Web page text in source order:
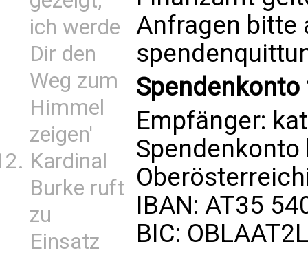
ich werde
Dir den
Weg zum
Himmel
zeigen'
Kardinal
Burke ruft
zu
Einsatz
Anfragen bitte
Empfänger:
Spendenkonto
IBAN: AT35
BIC: OBLAAT2L